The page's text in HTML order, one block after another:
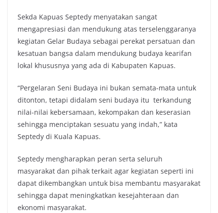
Sekda Kapuas Septedy menyatakan sangat
mengapresiasi dan mendukung atas terselenggaranya
kegiatan Gelar Budaya sebagai perekat persatuan dan
kesatuan bangsa dalam mendukung budaya kearifan
lokal khususnya yang ada di Kabupaten Kapuas.
“Pergelaran Seni Budaya ini bukan semata-mata untuk
ditonton, tetapi didalam seni budaya itu terkandung
nilai-nilai kebersamaan, kekompakan dan keserasian
sehingga menciptakan sesuatu yang indah,” kata
Septedy di Kuala Kapuas.
Septedy mengharapkan peran serta seluruh
masyarakat dan pihak terkait agar kegiatan seperti ini
dapat dikembangkan untuk bisa membantu masyarakat
sehingga dapat meningkatkan kesejahteraan dan
ekonomi masyarakat.